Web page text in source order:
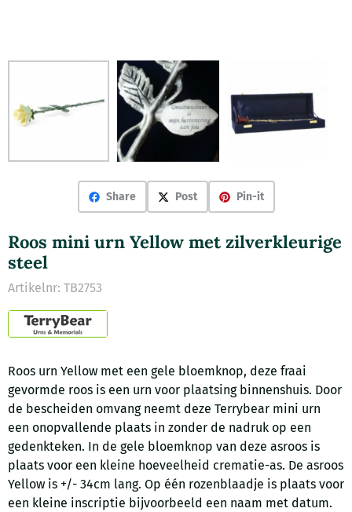
Share Post Pin-it
Roos mini urn Yellow met zilverkleurige
steel
Artikelnr: TB2753
Roos urn Yellow met een gele bloemknop, deze fraai
gevormde roos is een urn voor plaatsing binnenshuis. Door
de bescheiden omvang neemt deze Terrybear mini urn
een onopvallende plaats in zonder de nadruk op een
gedenkteken. In de gele bloemknop van deze asroos is
plaats voor een kleine hoeveelheid crematie-as. De asroos
Yellow is +/- 34cm lang. Op één rozenblaadje is plaats voor
een kleine inscriptie bijvoorbeeld een naam met datum.